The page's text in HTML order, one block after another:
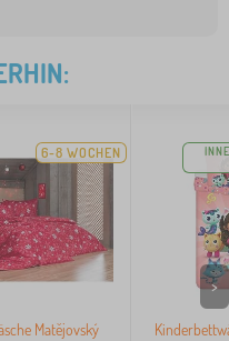
6-8 WOCHEN
Matějovský
>